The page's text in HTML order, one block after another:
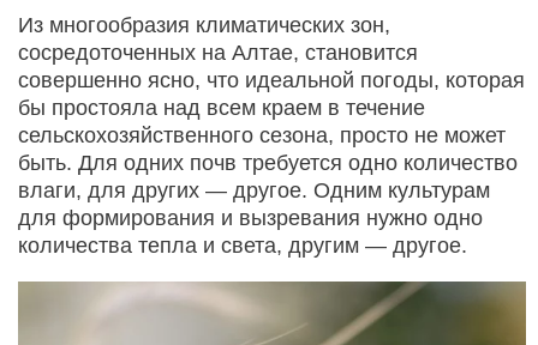
Из многообразия климатических зон,
сосредоточенных на Алтае, становится
совершенно ясно, что идеальной погоды, которая
бы простояла над всем краем в течение
сельскохозяйственного сезона, просто не может
быть. Для одних почв требуется одно количество
влаги, для других — другое. Одним культурам
для формирования и вызревания нужно одно
количества тепла и света, другим — другое.